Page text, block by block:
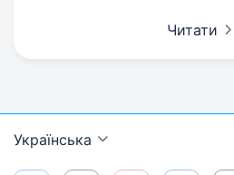
Читати
Українська